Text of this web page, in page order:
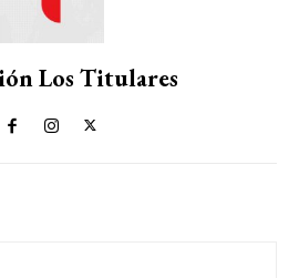
Los Titulares